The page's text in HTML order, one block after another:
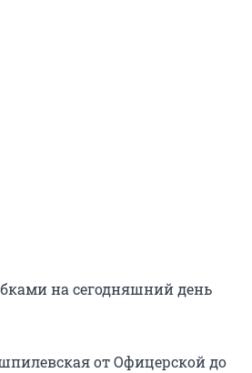
на сегодняшний день
от Офицерской до